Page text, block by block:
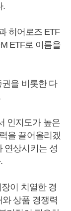
.
히어로즈 ETF
ETF로 이름을
을 비롯한 다
인지도가 높은
을 끌어올리겠
연상시키는 성
이 치열한 경
상품 경쟁력